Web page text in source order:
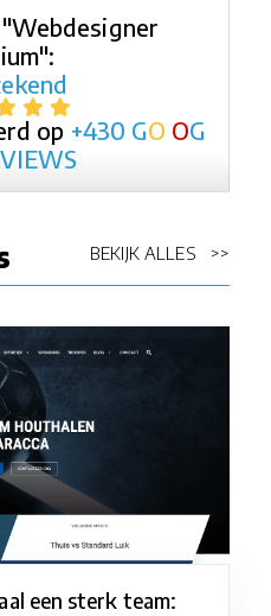
"Webdesigner
op +430 GO OG
BEKIJK ALLES >>
een sterk team: